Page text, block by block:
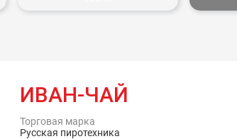
ИВАН-ЧАЙ
Торговая марка
Русская пиротехника